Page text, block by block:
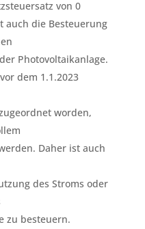
von 0
auch die Besteuerung
Photovoltaikanlage.
dem 1.1.2023
worden,
Daher ist auch
des Stroms oder
zu besteuern.